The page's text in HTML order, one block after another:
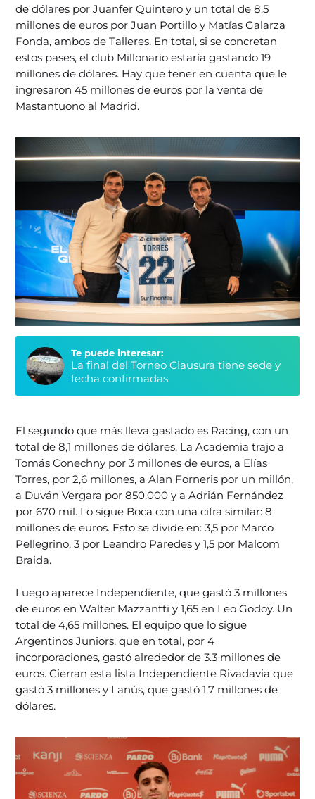
de dólares por Juanfer Quintero y un total de 8.5
millones de euros por Juan Portillo y Matías Galarza
Fonda, ambos de Talleres. En total, si se concretan
estos pases, el club Millonario estaría gastando 19
millones de dólares. Hay que tener en cuenta que le
ingresaron 45 millones de euros por la venta de
Mastantuono al Madrid.
Te puede interesar:
La final del Torneo Clausura tiene sede y
fecha confirmadas
El segundo que más lleva gastado es Racing, con un
total de 8,1 millones de dólares. La Academia trajo a
Tomás Conechny por 3 millones de euros, a Elías
Torres, por 2,6 millones, a Alan Forneris por un millón,
a Duván Vergara por 850.000 y a Adrián Fernández
por 670 mil. Lo sigue Boca con una cifra similar: 8
millones de euros. Esto se divide en: 3,5 por Marco
Pellegrino, 3 por Leandro Paredes y 1,5 por Malcom
Braida.
Luego aparece Independiente, que gastó 3 millones
de euros en Walter Mazzantti y 1,65 en Leo Godoy. Un
total de 4,65 millones. El equipo que lo sigue
Argentinos Juniors, que en total, por 4
incorporaciones, gastó alrededor de 3.3 millones de
euros. Cierran esta lista Independiente Rivadavia que
gastó 3 millones y Lanús, que gastó 1,7 millones de
dólares.